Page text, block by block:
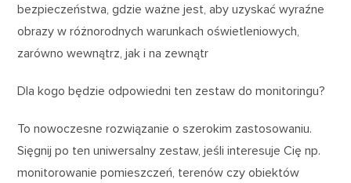
bezpieczeństwa, gdzie ważne jest, aby uzyskać wyraźne
obrazy w różnorodnych warunkach oświetleniowych,
zarówno wewnątrz, jak i na zewnątr
Dla kogo będzie odpowiedni ten zestaw do monitoringu?
To nowoczesne rozwiązanie o szerokim zastosowaniu.
Sięgnij po ten uniwersalny zestaw, jeśli interesuje Cię np.
monitorowanie pomieszczeń, terenów czy obiektów